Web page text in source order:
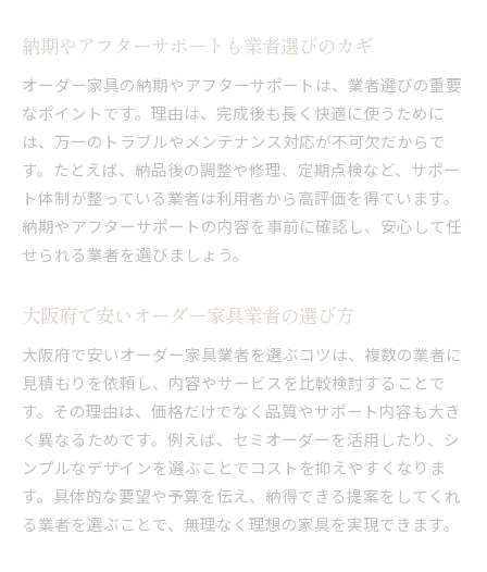
納期やアフターサポートも業者選びのカギ
オーダー家具の納期やアフターサポートは、業者選びの重要
なポイントです。理由は、完成後も長く快適に使うために
は、万一のトラブルやメンテナンス対応が不可欠だからで
す。たとえば、納品後の調整や修理、定期点検など、サポー
ト体制が整っている業者は利用者から高評価を得ています。
納期やアフターサポートの内容を事前に確認し、安心して任
せられる業者を選びましょう。
大阪府で安いオーダー家具業者の選び方
大阪府で安いオーダー家具業者を選ぶコツは、複数の業者に
見積もりを依頼し、内容やサービスを比較検討することで
す。その理由は、価格だけでなく品質やサポート内容も大き
く異なるためです。例えば、セミオーダーを活用したり、シ
ンプルなデザインを選ぶことでコストを抑えやすくなりま
す。具体的な要望や予算を伝え、納得できる提案をしてくれ
る業者を選ぶことで、無理なく理想の家具を実現できます。